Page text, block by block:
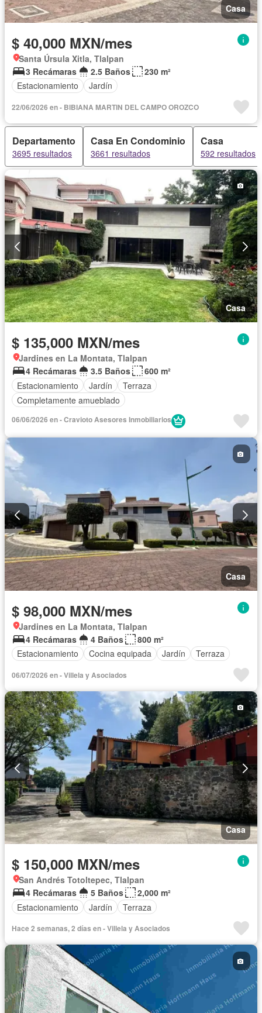
Casa
$ 40,000 MXN/mes
Santa Úrsula Xitla, Tlalpan
3 Recámaras
2.5 Baños
230 m²
Estacionamiento
Jardín
22/06/2026 en - BIBIANA MARTIN DEL CAMPO OROZCO
Departamento
3695 resultados
Casa En Condominio
3661 resultados
Casa
592 resultados
Casa
$ 135,000 MXN/mes
Jardines en La Montata, Tlalpan
4 Recámaras
3.5 Baños
600 m²
Estacionamiento
Jardín
Terraza
Completamente amueblado
06/06/2026 en - Cravioto Asesores Inmobiliarios
Casa
$ 98,000 MXN/mes
Jardines en La Montata, Tlalpan
4 Recámaras
4 Baños
800 m²
Estacionamiento
Cocina equipada Jardín Terraza
06/07/2026 en - Villela y Asociados
Casa
$ 150,000 MXN/mes
San Andrés Totoltepec, Tlalpan
4 Recámaras
5 Baños
2,000 m²
Estacionamiento
Jardín Terraza
Hace 2 semanas, 2 días en - Villela y Asociados